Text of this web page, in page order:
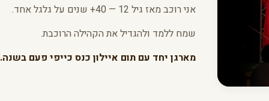
אני רוכב מאז גיל 12 — 40+ שנים על גלגל אחד.
שמח ללמד ולהגדיל את הקהילה הרוכבת.
מארגן יחד עם תום איילון כנס כייפי פעם בשנה.